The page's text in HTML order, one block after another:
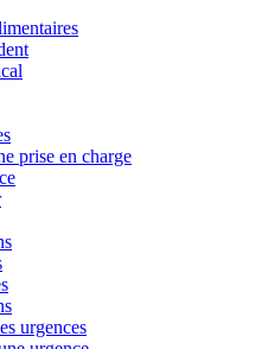
prise en charge
urgences